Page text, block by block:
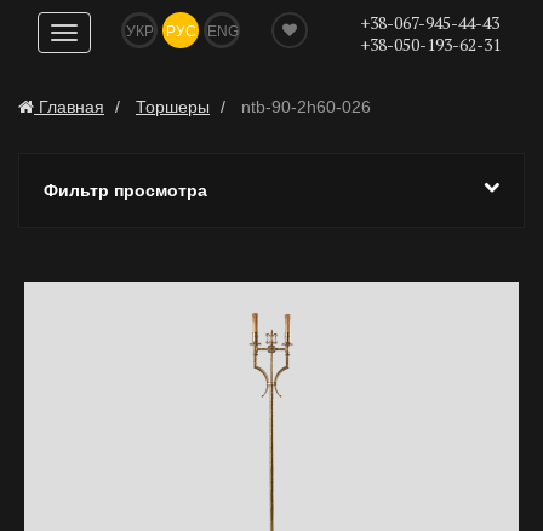
Показать
навигацию
УКР РУС ENG
+38-067-945-44-43
+38-050-193-62-31
Главная Торшеры ntb-90-2h60-026
Фильтр просмотра